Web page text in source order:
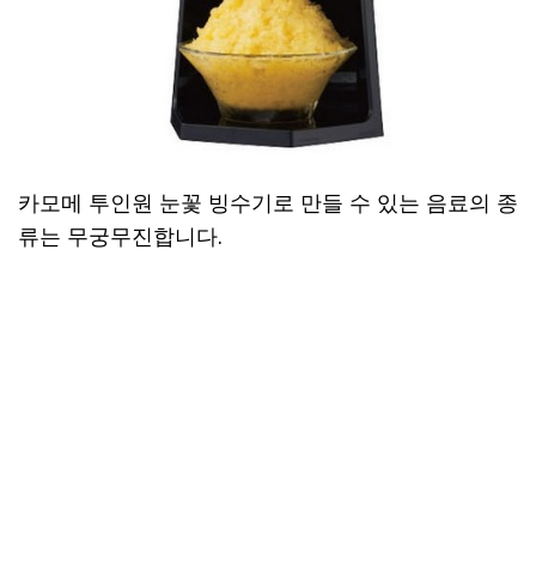
카모메 투인원 눈꽃 빙수기로 만들 수 있는 음료의 종
류는 무궁무진합니다.